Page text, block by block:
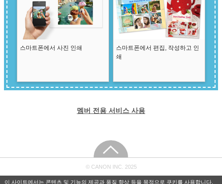
이 사이트에서는 콘텐츠 및 기능의 제공과 품질 향상 등을 목적으로 쿠키를 사용합니다.
스마트폰에서 사진 인쇄
스마트폰에서 편집, 작성하고 인
쇄
멤버 전용 서비스 사용
© CANON INC. 2025